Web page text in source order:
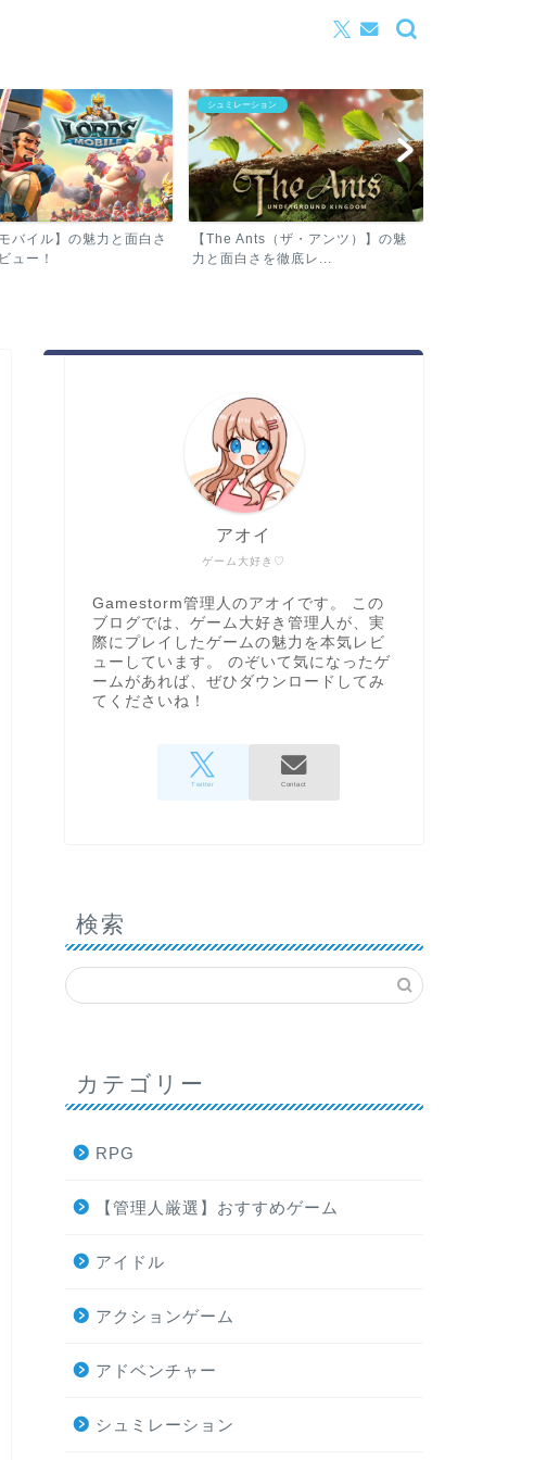
ョン
（ザ・アンツ）】の魅
を徹底レ...
RPG
【ラグナドール 妖しき皇帝と終焉
の夜叉姫】の魅力と面白さ...
ゲーム大好き♡
アオイ
Gamestorm管理人のアオイです。 この
ブログでは、ゲーム大好き管理人が、実
際にプレイしたゲームの魅力を本気レビ
ューしています。 のぞいて気になったゲ
ームがあれば、ぜひダウンロードしてみ
てくださいね！
検索
カテゴリー
RPG
【管理人厳選】おすすめゲーム
アイドル
アクションゲーム
アドベンチャー
シュミレーション